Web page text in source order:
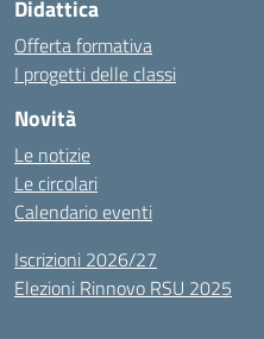
Didattica
Offerta formativa
I progetti delle classi
Novità
Le notizie
Le circolari
Calendario eventi
Iscrizioni 2026/27
Elezioni Rinnovo RSU 2025